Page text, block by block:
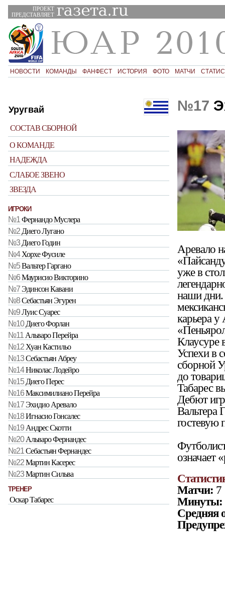
ПРОЕКТ
ПРЕДСТАВЛЯЕТ
НОВОСТИ КОМАНДЫ ФАНФЕСТ ИСТОРИЯ ФОТО МАТЧИ
Уругвай
СОСТАВ СБОРНОЙ
О КОМАНДЕ
НАДЕЖДА
СЛАБОЕ ЗВЕНО
ЗВЕЗДА
ИГРОКИ
№1Фернандо Муслера
№2 Диего Лугано
№3 Диего Годин
№4 Хорхе Фусиле
№5Вальтер Гаргано
№6Маурисио Викторино
№7Эдинсон Кавани
№8Себастьян Эгурен
№9Луис Суарес
№10 Диего Форлан
№11 Альваро Перейра
№12 Хуан Кастильо
№13Себастьян Абреу
№14Николас Лодейро
№15 Диего Перес
№16Максимилиано Перейра
№17Эхидио Аревало
№18Игнасио Гонсалес
№19 Андрес Скотти
№20 Альваро Фернандес
№21Себастьян Фернандес
№22Мартин Касерес
№23Мартин Сильва
ТРЕНЕР
Оскар Табарес
№17
Аревало
уже в
наши дни.
карьера у
Клаусуре
Успехи в
сборной
до
Табарес
Дебют
Вальтера
гостевую
означает
Матчи: 7
Минуты:
Средняя